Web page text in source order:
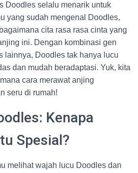
Doodles selalu menarik untuk
yang sudah mengenal Doodles,
cita rasa rasa cinta yang
ini. Dengan kombinasi gen
lainnya, Doodles tak hanya lucu
dan mudah beradaptasi. Yuk, kita
cara merawat anjing
seru di rumah!
Kenapa
Spesial?
melihat wajah lucu Doodles dan